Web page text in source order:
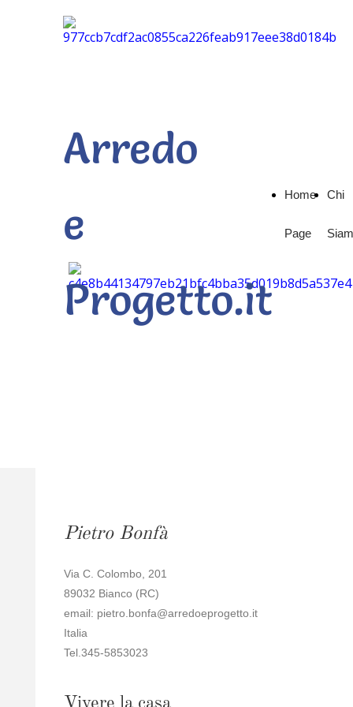
Arredo
e
Progetto.it
Home
Page
Chi
Pietro Bonfà
Via C. Colombo, 201
89032 Bianco (RC)
email: pietro.bonfa@arredoeprogetto.it
Italia
Tel.345-5853023